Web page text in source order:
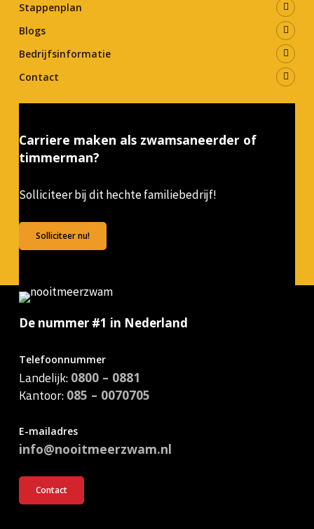
Stappenplan
Blogs
Bedrijfsinformatie
Contact
Carriere maken als zwamsaneerder of
timmerman?
Solliciteer bij dit hechte familiebedrijf!
Solliciteer nu!
De nummer #1 in Nederland
Telefoonnummer
Landelijk: 0800 – 0881
Kantoor: 085 – 0070705
E-mailadres
info@nooitmeerzwam.nl
Contact